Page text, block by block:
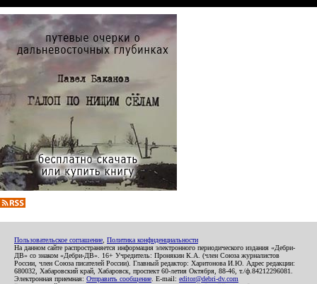
Пользовательское соглашение Политика конфиденциальности
На данном сайте распространяется информация электронного периодического издания «Дебри-
ДВ» со знаком «Дебри-ДВ». 16+ Учредитель: Пронякин К.А. (член Союза журналистов
России, член Союза писателей России). Главный редактор: Харитонова И.Ю. Адрес редакции:
680032, Хабаровский край, Хабаровск, проспект 60-летия Октября, 88-46, т./ф.84212296081.
Электронная приемная: Отправить сообщение . E-mail: editor@debri-dv.com